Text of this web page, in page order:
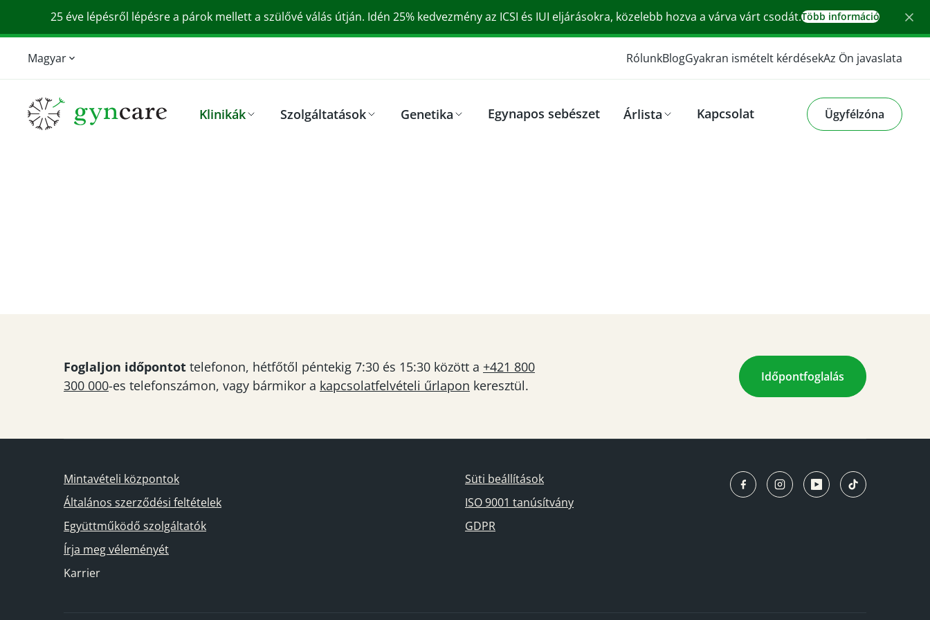
25 éve lépésről lépésre a párok mellett a szülővé válás útján. Idén 25% kedvezmény az ICSI és IUI eljárásokra, közelebb hozva a várva várt csodát.Több információ
Magyar
English
Srpski
Slovensky
RólunkBlogGyakran ismételt kérdésekAz Ön javaslata
Klinikák Szolgáltatások Genetika Egynapos sebészet Árlista Kapcsolat Ügyfélzóna
Foglaljon időpontot telefonon, hétfőtől péntekig 7:30 és 15:30 között a +421 800
300 000-es telefonszámon, vagy bármikor a kapcsolatfelvételi űrlapon keresztül.
Időpontfoglalás
Mintavételi központok
Általános szerződési feltételek
Együttműködő szolgáltatók
Írja meg véleményét
Karrier
Süti beállítások
ISO 9001 tanúsítvány
GDPR